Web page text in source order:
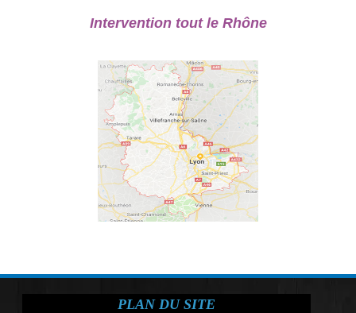
Intervention tout le Rhône
PLAN DU SITE